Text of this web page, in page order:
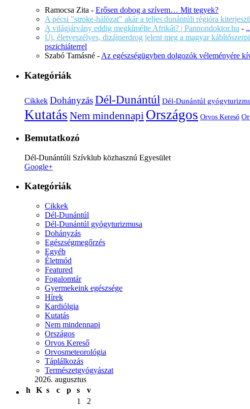
Ramocsa Zita - Erősen dobog a szívem… Mit tegyek?
A pécsi "stroke-hálózat" akár a teljes dunántúli régióra
A világjárvány eddig megkímélte Afrikát? | Pannondoktor.hu -
Új, életveszélyes, dizájnerdrog jelent meg a magyar
pszichiáterrel
Szabó Tamásné - Az egészségügyben dolgozók véleményére
Kategóriák
Cikkek DohányzásDél-Dunántúl Dél-Dunántúl
Kutatás Nem mindennapi Országos Orvos Kereső
Bemutatkozó
Dél-Dunántúli Szívklub közhasznú Egyesület
Google+
Kategóriák
Cikkek
Dél-Dunántúl
Dél-Dunántúl gyógyturizmusa
Dohányzás
Egészségmegőrzés
Egyéb
Életmód
Featured
Fogalomtár
Gyermekeink egészsége
Hírek
Kardiólgia
Kutatás
Nem mindennapi
Országos
Orvos Kereső
Orvosmeteorológia
Táplálkozás
Természetgyógyászat
2026. augusztus
h
K s c p s
v
1
2